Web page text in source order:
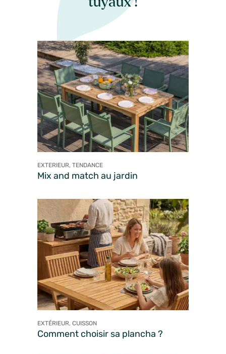
EXTERIEUR, TENDANCE
Mix and match au jardin
EXTÉRIEUR, CUISSON
Comment choisir sa plancha ?